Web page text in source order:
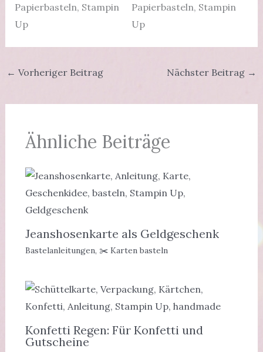
← Vorheriger Beitrag Nächster Beitrag →
Ähnliche Beiträge
Jeanshosenkarte als Geldgeschenk
Bastelanleitungen, ✂️ Karten basteln
Konfetti Regen: Für Konfetti und
Gutscheine